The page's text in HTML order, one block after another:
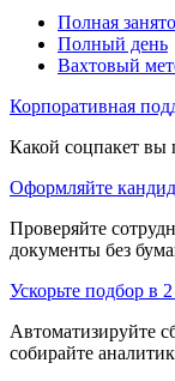
Полная
Полный день
Вахтовый
Корпоративная
Какой соцпакет вы
Оформляйте
Проверяйте
документы без
Ускорьте подбор в
Автоматизируйте
собирайте